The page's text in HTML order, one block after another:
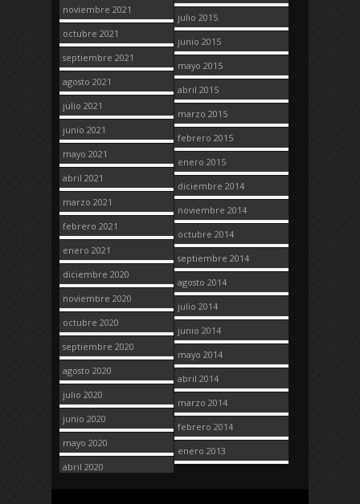
noviembre 2021
octubre 2021
septiembre 2021
agosto 2021
julio 2021
junio 2021
mayo 2021
abril 2021
marzo 2021
febrero 2021
enero 2021
diciembre 2020
noviembre 2020
octubre 2020
septiembre 2020
agosto 2020
julio 2020
junio 2020
mayo 2020
abril 2020
julio 2015
junio 2015
mayo 2015
abril 2015
marzo 2015
febrero 2015
enero 2015
diciembre 2014
noviembre 2014
octubre 2014
septiembre 2014
agosto 2014
julio 2014
junio 2014
mayo 2014
abril 2014
marzo 2014
febrero 2014
enero 2013